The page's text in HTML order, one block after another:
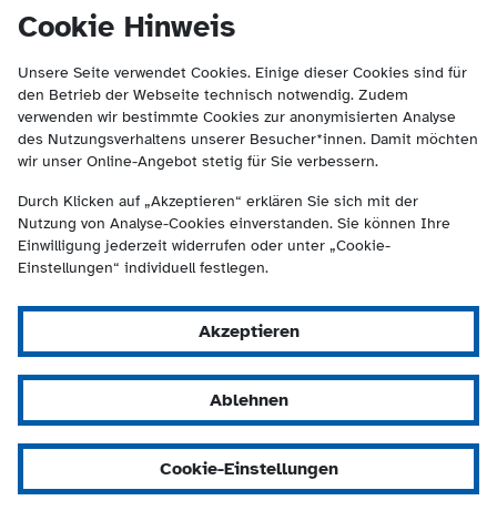
Cookie Hinweis
Unsere Seite verwendet Cookies. Einige dieser Cookies sind für
den Betrieb der Webseite technisch notwendig. Zudem
verwenden wir bestimmte Cookies zur anonymisierten Analyse
des Nutzungsverhaltens unserer Besucher*innen. Damit möchten
wir unser Online-Angebot stetig für Sie verbessern.
Durch Klicken auf „Akzeptieren“ erklären Sie sich mit der
Nutzung von Analyse-Cookies einverstanden. Sie können Ihre
Einwilligung jederzeit widerrufen oder unter „Cookie-
Einstellungen“ individuell festlegen.
Akzeptieren
Ablehnen
Cookie-Einstellungen
springen
(Kontakt und Suche) springen.